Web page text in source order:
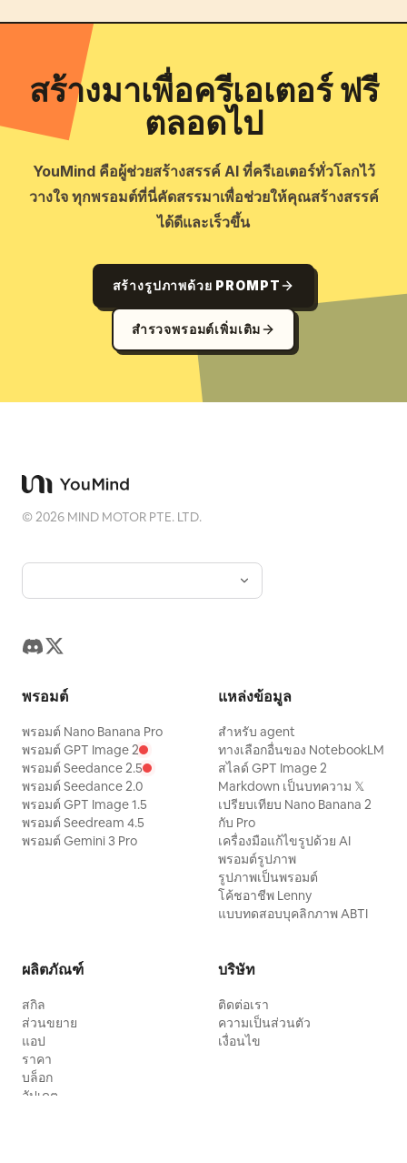
สร้างมาเพื่อครีเอเตอร์ ฟรี
ตลอดไป
YouMind คือผู้ช่วยสร้างสรรค์ AI ที่ครีเอเตอร์ทั่วโลกไว้
วางใจ ทุกพรอมต์ที่นี่คัดสรรมาเพื่อช่วยให้คุณสร้างสรรค์
ได้ดีและเร็วขึ้น
สร้างรูปภาพด้วย PROMPT
สำรวจพรอมต์เพิ่มเติม
©2026 MIND MOTOR PTE. LTD.
พรอมต์
พรอมต์ Nano Banana Pro
พรอมต์ GPT Image 2
พรอมต์ Seedance 2.5
พรอมต์ Seedance 2.0
พรอมต์ GPT Image 1.5
พรอมต์ Seedream 4.5
พรอมต์ Gemini 3 Pro
แหล่งข้อมูล
สำหรับ agent
ทางเลือกอื่นของ NotebookLM
สไลด์ GPT Image 2
Markdown เป็นบทความ 𝕏
เปรียบเทียบ Nano Banana 2
กับ Pro
เครื่องมือแก้ไขรูปด้วย AI
พรอมต์รูปภาพ
รูปภาพเป็นพรอมต์
โค้ชอาชีพ Lenny
แบบทดสอบบุคลิกภาพ ABTI
ผลิตภัณฑ์
สกิล
ส่วนขยาย
แอป
ราคา
บล็อก
อัปเดต
บริษัท
ติดต่อเรา
ความเป็นส่วนตัว
เงื่อนไข